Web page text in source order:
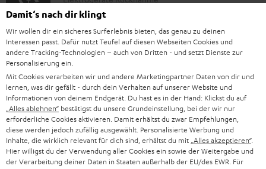
i
n
e
n
z
u
m
V
e
m
a
t
i
o
n
e
n
z
l
e
k
t
r
o
g
e
r
A
u
d
i
o
-
Audio-Lexikon: Fachbegriffe schnell erklärt
K
o
n
Persönliche Kaufberatung
+49 (0) 30 / 217 84 212
Mo – Fr 08:00 – 19:00 Uhr
Sa 09:00 – 17:30 Uhr
Damit‘s nach dir klingt
Wir wollen dir ein sicheres Surferlebnis bieten, das genau zu deinen
Interessen passt. Dafür nutzt Teufel auf diesen Webseiten Cookies und
andere Tracking-Technologien – auch von Dritten - und setzt Dienste zur
Personalisierung ein.
Mit Cookies verarbeiten wir und andere Marketingpartner Daten von dir und
lernen, was dir gefällt - durch dein Verhalten auf unserer Website und
Informationen von deinem Endgerät. Du hast es in der Hand: Klickst du auf
„Alles ablehnen“ bestätigst du unsere Grundeinstellung, bei der wir nur
erforderliche Cookies aktivieren. Damit erhältst du zwar Empfehlungen,
diese werden jedoch zufällig ausgewählt. Personalisierte Werbung und
Inhalte, die wirklich relevant für dich sind, erhältst du mit „Alles akzeptieren“.
Hier willigst du der Verwendung aller Cookies ein sowie der Weitergabe und
der Verarbeitung deiner Daten in Staaten außerhalb der EU/des EWR. Für